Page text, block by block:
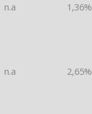
n.a 1,36%
n.a 2,65%